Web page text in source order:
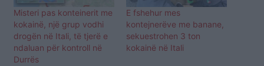
Misteri pas konteinerit me
kokainë, një grup vodhi
drogën në Itali, të tjerë e
ndaluan për kontroll në
Durrës
E fshehur mes
kontejnerëve me banane,
sekuestrohen 3 ton
kokainë në Itali